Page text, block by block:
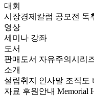
대회
시장경제칼럼 공모전 독
영상
세미나 강좌
도서
판매도서 자유주의시리
소개
설립취지 인사말 조직도
자료 후원안내 Memorial